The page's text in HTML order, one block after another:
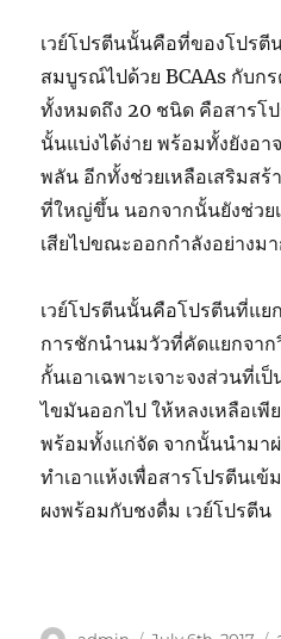
เวย์โปรตีนนั้นคือที่ของโปร
สมบูรณ์ไปด้วย BCAAs กับก
ทั้งหมดถึง 20 ชนิด คือสารโ
นั้นแบ่งได้ง่าย พร้อมทั้งยังอ
พลัน อีกทั้งช่วยเหลือเสริมส
ที่ใหญ่ขึ้น นอกจากนั้นยังช่ว
เสียไปขณะออกกำลังอย่างม
เวย์โปรตีนนั้นคือโปรตีนที่แย
การชักนำนมวัวที่คัดแยกจา
กั้นเอาเฉพาะเจาะจงส่วนที่เ
ไขมันออกไป ให้หลงเหลือเ
พร้อมทั้งแก่จัด จากนั้นนำมา
ทำเอาแห้งเพื่อสารโปรตีนเ
ผงพร้อมกับชงดื่ม เวย์โปรตีน